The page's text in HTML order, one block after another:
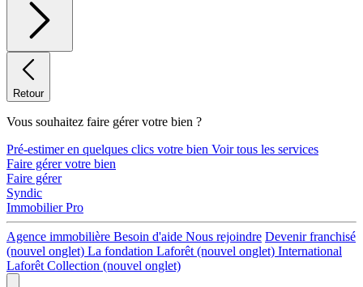
Retour
Vous souhaitez faire gérer votre bien ?
Pré-estimer en quelques clics votre bien Voir tous les services
Faire gérer votre bien
Faire gérer
Syndic
Immobilier Pro
Agence immobilière Besoin d'aide Nous rejoindre Devenir franchisé
(nouvel onglet) La fondation Laforêt (nouvel onglet) International
Laforêt Collection (nouvel onglet)